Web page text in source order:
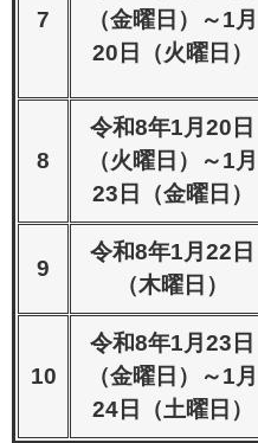
7
（金曜日）～1月
20日（火曜日）
8
令和8年1月20日
（火曜日）～1月
23日（金曜日）
9
令和8年1月22日
（木曜日）
10
令和8年1月23日
（金曜日）～1月
24日（土曜日）